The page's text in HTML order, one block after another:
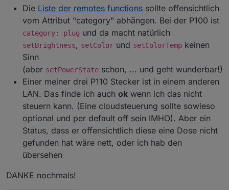
App auf Handy aufrufen
Minimum Node v14 muss installiert sein, sonst
bekommt man exit code 25 beim installieren
Zum Installieren:
https://github.com/TA2k/ioBroker.tapo
Für die aktuelle Version
bitte das latest
Repo auswählen:
Loginablauf:
Die Tapo App Zugangsdaten eingeben
Steuern
tapo.0.id.remote auf true setzen steuert den
jeweiligen Befehl
Steckdose und Kamerasteuerung aktivieren
Die Liste der remotes functions sollte offensichtlich
vom Attribut "category" abhängen. Bei der P100 ist
category: plug und da macht natürlich
setBrightness, setColor und setColorTemp keinen
Sinn
(aber setPowerState schon, ... und geht wunderbar!)
Einer meiner drei P110 Stecker ist in einem anderen
LAN. Das finde ich auch ok wenn ich das nicht
steuern kann. (Eine cloudsteuerung sollte sowieso
optional und per default off sein IMHO). Aber ein
Status, dass er offensichtlich diese eine Dose nicht
gefunden hat wäre nett, oder ich hab den
übersehen
DANKE nochmals!